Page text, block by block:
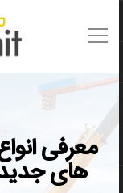
معرفی
های